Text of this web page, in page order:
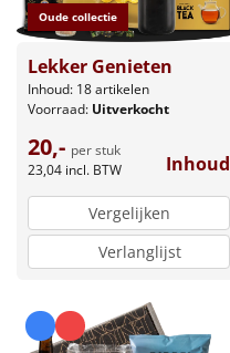
Oude collectie
Lekker Genieten
Inhoud: 18 artikelen
Voorraad: Uitverkocht
20,- per stuk
23,04 incl. BTW Inhoud
Vergelijken
Verlanglijst